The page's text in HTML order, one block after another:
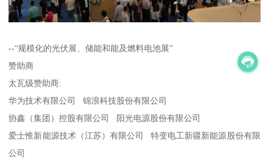
--“规模化的光伏展、储能和能及燃料电池展”
赞助商
太瓦级赞助商:
华为技术有限公司 锦浪科技股份有限公司
协鑫（集团）控股有限公司 阳光电源股份有限公司
爱士惟新能源技术（江苏）有限公司 特变电工新疆新能源股份有限
公司